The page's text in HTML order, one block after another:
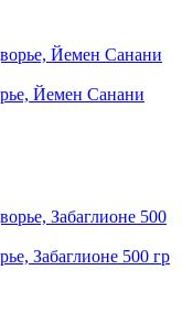
Йемен Санани
Забаглионе 500 гр